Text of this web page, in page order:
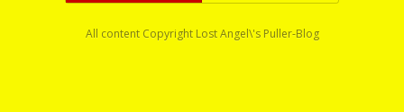
All content Copyright Lost Angel\'s Puller-Blog